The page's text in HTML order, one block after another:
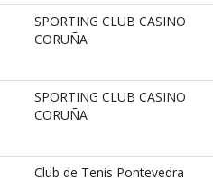
SPORTING CLUB CASINO
CORUÑA
SPORTING CLUB CASINO
CORUÑA
Club de Tenis Pontevedra